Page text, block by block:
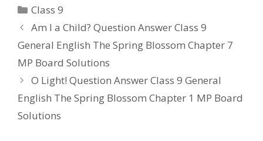
Categories
Class 9
Am I a Child? Question Answer Class 9
General English The Spring Blossom Chapter 7
MP Board Solutions
O Light! Question Answer Class 9 General
English The Spring Blossom Chapter 1 MP Board
Solutions